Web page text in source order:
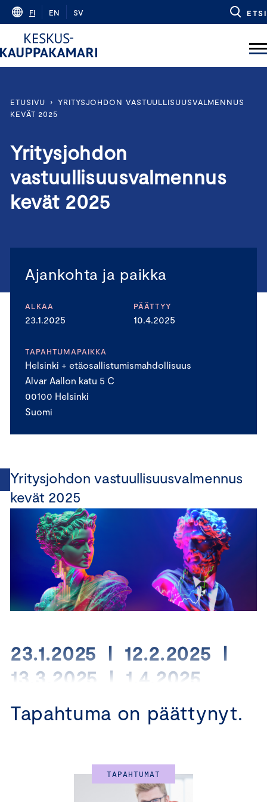
Skip
content
FI EN SV ETSI
ETUSIVU › YRITYSJOHDON VASTUULLISUUSVALMENNUS
KEVÄT 2025
Yritysjohdon
vastuullisuusvalmennus
kevät 2025
Ajankohta ja paikka
ALKAA
23.1.2025
PÄÄTTYY
10.4.2025
TAPAHTUMAPAIKKA
Helsinki + etäosallistumismahdollisuus
Alvar Aallon katu 5 C
00100 Helsinki
Suomi
Yritysjohdon vastuullisuusvalmennus
kevät 2025
23.1.2025 I 12.2.2025 I
13.3.2025 I 1.4.2025
Vastuullisuus vahvistaa
strategiaa
Tapahtuma on päättynyt.
TAPAHTUMAT